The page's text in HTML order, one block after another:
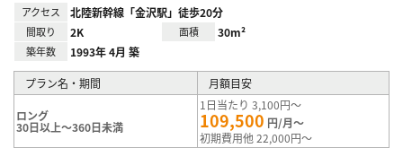
アクセス 北陸新幹線「金沢駅」徒歩20分
間取り 2K 面積 30m²
築年数 1993年 4月 築
プラン名・期間 月額目安
ロング
30日以上～360日未満
1日当たり 3,100円～
109,500 円/月～
初期費用他 22,000円～